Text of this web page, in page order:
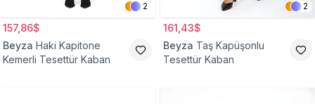
2
157,86$
Beyza Haki Kapitone
Kemerli Tesettür Kaban
2
161,43$
Beyza Taş Kapüşonlu
Tesettür Kaban